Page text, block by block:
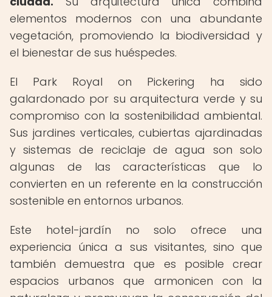
elementos modernos con una abundante
vegetación, promoviendo la biodiversidad y
el bienestar de sus huéspedes.
El Park Royal on Pickering ha sido
galardonado por su arquitectura verde y su
compromiso con la sostenibilidad ambiental.
Sus jardines verticales, cubiertas ajardinadas
y sistemas de reciclaje de agua son solo
algunas de las características que lo
convierten en un referente en la construcción
sostenible en entornos urbanos.
Este hotel-jardín no solo ofrece una
experiencia única a sus visitantes, sino que
también demuestra que es posible crear
espacios urbanos que armonicen con la